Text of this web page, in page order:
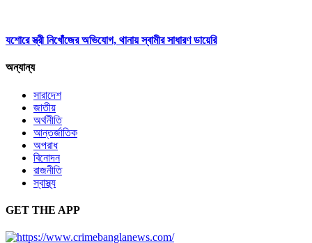
যশোরে স্ত্রী নিখোঁজের অভিযোগ, থানায় স্বামীর সাধারণ ডায়েরি
অন্যান্য
সারাদেশ
জাতীয়
অর্থনীতি
আন্তর্জাতিক
অপরাধ
বিনোদন
রাজনীতি
স্বাস্থ্য
GET THE APP